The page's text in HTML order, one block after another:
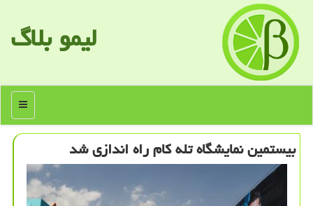
لیمو بلاگ
منو
بیستمین نمایشگاه تله كام راه اندازی شد